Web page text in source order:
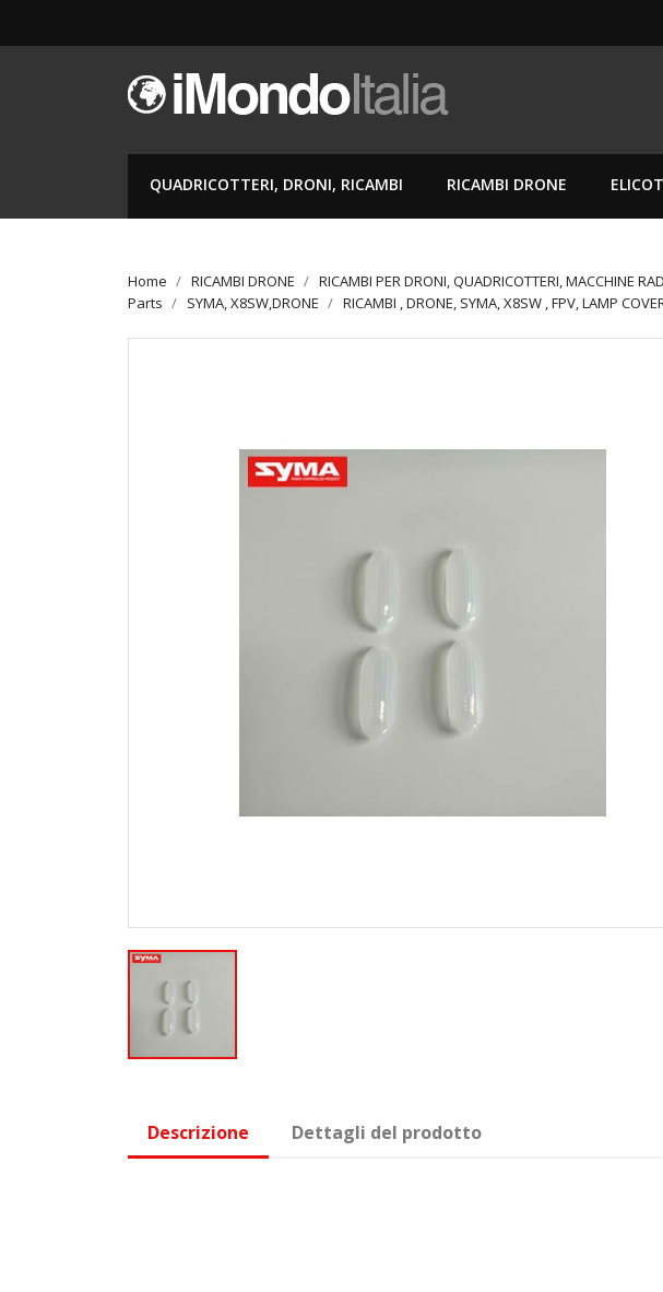
QUADRICOTTERI, DRONI, RICAMBI RICAMBI DRONE
Home RICAMBI DRONE RICAMBI PER DRONI, QUADRICOTTERI, MACCHINE
Parts
SYMA, X8SW,DRONE RICAMBI , DRONE, SYMA, X8SW , FPV, LAMP
Descrizione Dettagli del prodotto